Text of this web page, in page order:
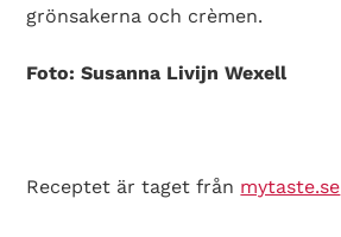
grönsakerna och crèmen.
Foto: Susanna Livijn Wexell
Receptet är taget från mytaste.se